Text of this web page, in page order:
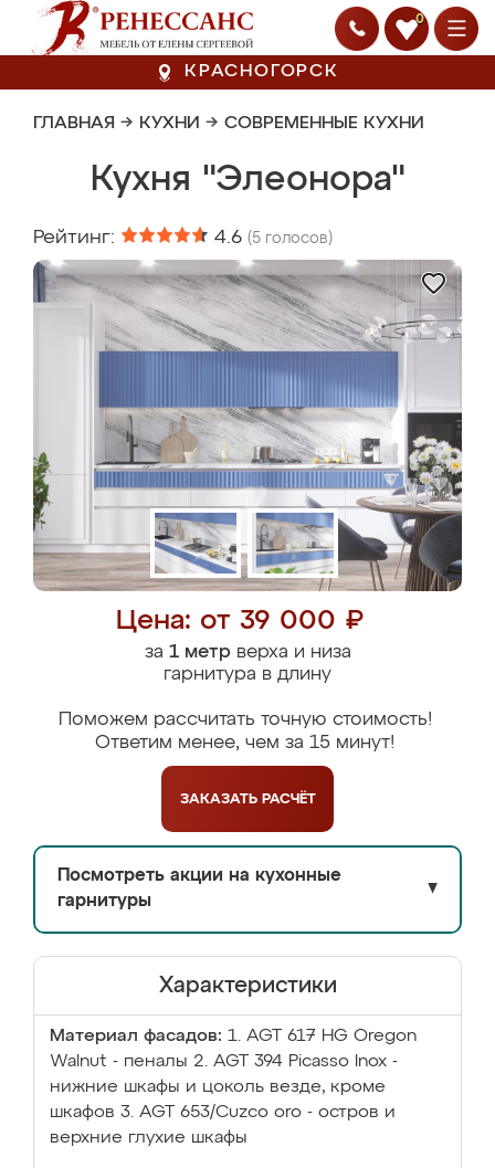
0
КРАСНОГОРСК
ГЛАВНАЯ → КУХНИ → СОВРЕМЕННЫЕ КУХНИ
Кухня "Элеонора"
Рейтинг: 4.6 (5 голосов)
Цена: от 39 000 ₽
за 1 метрверха и низа
гарнитура в длину
Поможем рассчитать точную стоимость!
Ответим менее, чем за 15 минут!
ЗАКАЗАТЬ РАСЧЁТ
Посмотреть акции на кухонные
гарнитуры
▼
Характеристики
Материал фасадов: 1. AGT 617 HG Oregon
Walnut - пеналы 2. AGT 394 Picasso Inox -
нижние шкафы и цоколь везде, кроме
шкафов 3. AGT 653/Cuzco oro - остров и
верхние глухие шкафы